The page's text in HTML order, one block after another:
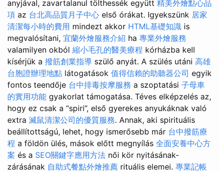
anyjával, zavartalanul tölthessék együtt 精美外燴點心品
項 az 台北高品質月子中心 első órákat. Igyekszünk 居家
清潔每小時的費用 mindezt akkor HTML基礎知識 is
megvalósítani, 宜蘭外燴服務介紹 ha 專業外燴服務
valamilyen okból 縮小毛孔的醫美療程 kórházba kell
kísérjük a 撥筋創業指導 szülő anyát. A szülés utáni 高雄
台胞證辦理地點 látogatások 值得信賴的助聽器公司 egyik
fontos teendője 台中排毒按摩服務 a szoptatási 子母車
的實用功能 gyakorlat támogatása. Téves elképzelés az,
hogy ez csak a “spiri”, első gyerekes anyukáknak való
extra 滅鼠清潔公司的優質服務. Annak, aki spirituális
beállítottságú, lehet, hogy ismerősebb már 台中撥筋療
程 a földön ülés, mások előtt megnyílás 全面安養中心方
案 és a SEO關鍵字應用方法 női kör nyitásának-
zárásának 自助式餐點外燴推薦 rituális elemei. 專業記帳